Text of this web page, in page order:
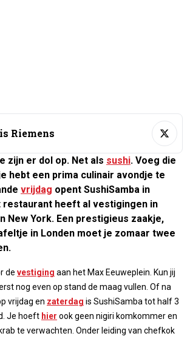
Riemens
zijn er dol op. Net als sushi. Voeg die
hebt een prima culinair avondje te
vrijdag opent SushiSamba in
restaurant heeft al vestigingen in
New York. Een prestigieus zaakje,
in Londen moet je zomaar twee
de vestiging aan het Max Eeuweplein. Kun jij
nog even op stand de maag vullen. Of na
vrijdag en zaterdag is SushiSamba tot half 3
Je hoeft hier ook geen nigiri komkommer en
te verwachten. Onder leiding van chefkok